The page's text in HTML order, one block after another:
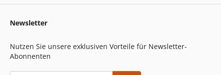
Newsletter
Nutzen Sie unsere exklusiven Vorteile für Newsletter-
Abonnenten